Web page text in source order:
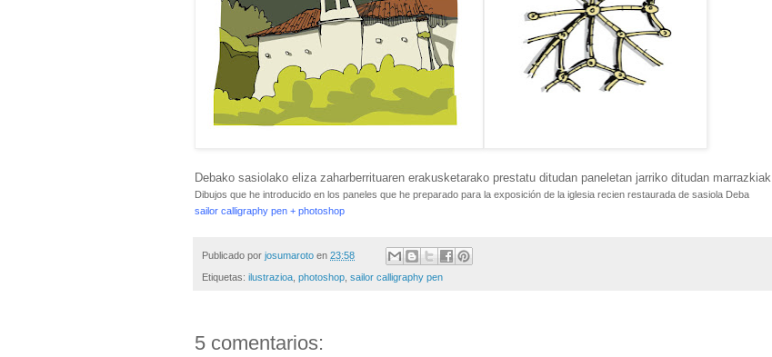
Debako sasiolako eliza zaharberrituaren erakusketarako prestatu ditudan paneletan jarriko ditudan marrazkiak
Dibujos que he introducido en los paneles que he preparado para la exposición de la iglesia recien restaurada de sasiola Deba
sailor calligraphy pen + photoshop
Publicado por josumaroto en 23:58
Etiquetas: ilustrazioa photoshop sailor calligraphy pen
5 comentarios: